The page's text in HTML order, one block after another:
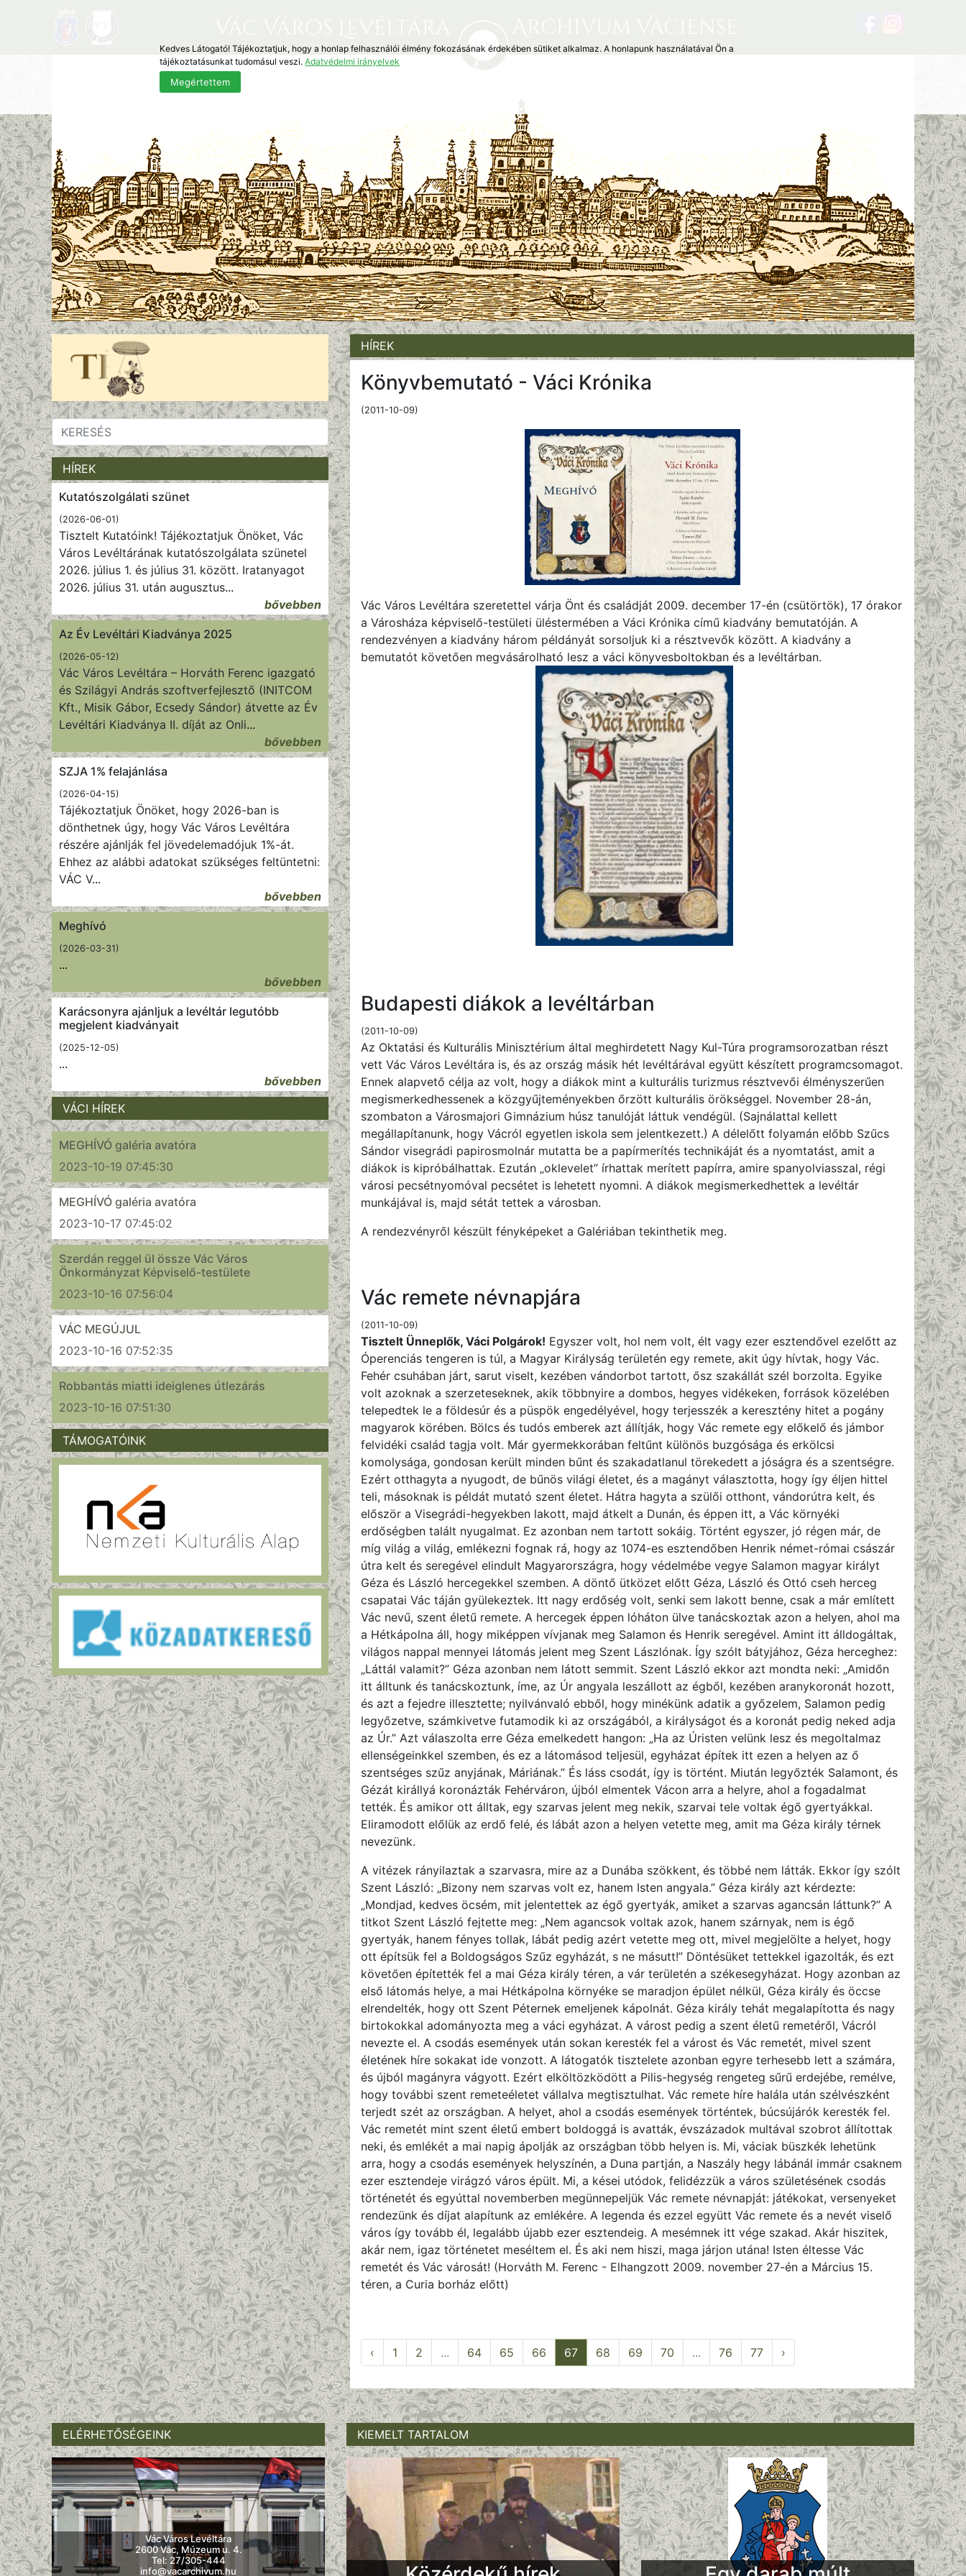
HÍREK
Kutatószolgálati szünet
(2026-06-01)
Tisztelt Kutatóink! Tájékoztatjuk Önöket, Vác
Város Levéltárának kutatószolgálata szünetel
2026. július 1. és július 31. között. Iratanyagot
2026. július 31. után augusztus...
bővebben
Az Év Levéltári Kiadványa 2025
(2026-05-12)
Vác Város Levéltára – Horváth Ferenc igazgató
és Szilágyi András szoftverfejlesztő (INITCOM
Kft., Misik Gábor, Ecsedy Sándor) átvette az Év
Levéltári Kiadványa II. díját az Onli...
bővebben
SZJA 1% felajánlása
(2026-04-15)
Tájékoztatjuk Önöket, hogy 2026-ban is
dönthetnek úgy, hogy Vác Város Levéltára
részére ajánlják fel jövedelemadójuk 1%-át.
Ehhez az alábbi adatokat szükséges feltüntetni:
VÁC V...
bővebben
Meghívó
(2026-03-31)
...
bővebben
Karácsonyra ajánljuk a levéltár legutóbb
megjelent kiadványait
(2025-12-05)
...
bővebben
VÁCI HÍREK
MEGHÍVÓ galéria avatóra
2023-10-19 07:45:30
MEGHÍVÓ galéria avatóra
2023-10-17 07:45:02
Szerdán reggel ül össze Vác Város
Önkormányzat Képviselő-testülete
2023-10-16 07:56:04
VÁC MEGÚJUL
2023-10-16 07:52:35
Robbantás miatti ideiglenes útlezárás
2023-10-16 07:51:30
TÁMOGATÓINK
HÍREK
Könyvbemutató - Váci Krónika
(2011-10-09)
Vác Város Levéltára szeretettel várja Önt és családját 2009. december 17-én (csütörtök), 17 órakor
a Városháza képviselő-testületi üléstermében a Váci Krónika című kiadvány bemutatóján. A
rendezvényen a kiadvány három példányát sorsoljuk ki a résztvevők között. A kiadvány a
bemutatót követően megvásárolható lesz a váci könyvesboltokban és a levéltárban.
Budapesti diákok a levéltárban
(2011-10-09)
Az Oktatási és Kulturális Minisztérium által meghirdetett Nagy Kul-Túra programsorozatban részt
vett Vác Város Levéltára is, és az ország másik hét levéltárával együtt készített programcsomagot.
Ennek alapvető célja az volt, hogy a diákok mint a kulturális turizmus résztvevői élményszerűen
megismerkedhessenek a közgyűjteményekben őrzött kulturális örökséggel. November 28-án,
szombaton a Városmajori Gimnázium húsz tanulóját láttuk vendégül. (Sajnálattal kellett
megállapítanunk, hogy Vácról egyetlen iskola sem jelentkezett.) A délelőtt folyamán előbb Szűcs
Sándor visegrádi papirosmolnár mutatta be a papírmerítés technikáját és a nyomtatást, amit a
diákok is kipróbálhattak. Ezután „oklevelet” írhattak merített papírra, amire spanyolviasszal, régi
városi pecsétnyomóval pecsétet is lehetett nyomni. A diákok megismerkedhettek a levéltár
munkájával is, majd sétát tettek a városban.
A rendezvényről készült fényképeket a Galériában tekinthetik meg.
Vác remete névnapjára
(2011-10-09)
Tisztelt Ünneplők, Váci Polgárok! Egyszer volt, hol nem volt, élt vagy ezer esztendővel ezelőtt az
Óperenciás tengeren is túl, a Magyar Királyság területén egy remete, akit úgy hívtak, hogy Vác.
Fehér csuhában járt, sarut viselt, kezében vándorbot tartott, ősz szakállát szél borzolta. Egyike
volt azoknak a szerzeteseknek, akik többnyire a dombos, hegyes vidékeken, források közelében
telepedtek le a földesúr és a püspök engedélyével, hogy terjesszék a keresztény hitet a pogány
magyarok körében. Bölcs és tudós emberek azt állítják, hogy Vác remete egy előkelő és jámbor
felvidéki család tagja volt. Már gyermekkorában feltűnt különös buzgósága és erkölcsi
komolysága, gondosan került minden bűnt és szakadatlanul törekedett a jóságra és a szentségre.
Ezért otthagyta a nyugodt, de bűnös világi életet, és a magányt választotta, hogy így éljen hittel
teli, másoknak is példát mutató szent életet. Hátra hagyta a szülői otthont, vándorútra kelt, és
először a Visegrádi-hegyekben lakott, majd átkelt a Dunán, és éppen itt, a Vác környéki
erdőségben talált nyugalmat. Ez azonban nem tartott sokáig. Történt egyszer, jó régen már, de
míg világ a világ, emlékezni fognak rá, hogy az 1074-es esztendőben Henrik német-római császár
útra kelt és seregével elindult Magyarországra, hogy védelmébe vegye Salamon magyar királyt
Géza és László hercegekkel szemben. A döntő ütközet előtt Géza, László és Ottó cseh herceg
csapatai Vác táján gyülekeztek. Itt nagy erdőség volt, senki sem lakott benne, csak a már említett
Vác nevű, szent életű remete. A hercegek éppen lóháton ülve tanácskoztak azon a helyen, ahol ma
a Hétkápolna áll, hogy miképpen vívjanak meg Salamon és Henrik seregével. Amint itt álldogáltak,
világos nappal mennyei látomás jelent meg Szent Lászlónak. Így szólt bátyjához, Géza herceghez:
„Láttál valamit?” Géza azonban nem látott semmit. Szent László ekkor azt mondta neki: „Amidőn
itt álltunk és tanácskoztunk, íme, az Úr angyala leszállott az égből, kezében aranykoronát hozott,
és azt a fejedre illesztette; nyilvánvaló ebből, hogy minékünk adatik a győzelem, Salamon pedig
legyőzetve, számkivetve futamodik ki az országából, a királyságot és a koronát pedig neked adja
az Úr.” Azt válaszolta erre Géza emelkedett hangon: „Ha az Úristen velünk lesz és megoltalmaz
ellenségeinkkel szemben, és ez a látomásod teljesül, egyházat építek itt ezen a helyen az ő
szentséges szűz anyjának, Máriának.” És láss csodát, így is történt. Miután legyőzték Salamont, és
Gézát királlyá koronázták Fehérváron, újból elmentek Vácon arra a helyre, ahol a fogadalmat
tették. És amikor ott álltak, egy szarvas jelent meg nekik, szarvai tele voltak égő gyertyákkal.
Eliramodott előlük az erdő felé, és lábát azon a helyen vetette meg, amit ma Géza király térnek
nevezünk.
A vitézek rányilaztak a szarvasra, mire az a Dunába szökkent, és többé nem látták. Ekkor így szólt
Szent László: „Bizony nem szarvas volt ez, hanem Isten angyala.” Géza király azt kérdezte:
„Mondjad, kedves öcsém, mit jelentettek az égő gyertyák, amiket a szarvas agancsán láttunk?” A
titkot Szent László fejtette meg: „Nem agancsok voltak azok, hanem szárnyak, nem is égő
gyertyák, hanem fényes tollak, lábát pedig azért vetette meg ott, mivel megjelölte a helyet, hogy
ott építsük fel a Boldogságos Szűz egyházát, s ne másutt!” Döntésüket tettekkel igazolták, és ezt
követően építették fel a mai Géza király téren, a vár területén a székesegyházat. Hogy azonban az
első látomás helye, a mai Hétkápolna környéke se maradjon épület nélkül, Géza király és öccse
elrendelték, hogy ott Szent Péternek emeljenek kápolnát. Géza király tehát megalapította és nagy
birtokokkal adományozta meg a váci egyházat. A várost pedig a szent életű remetéről, Vácról
nevezte el. A csodás események után sokan keresték fel a várost és Vác remetét, mivel szent
életének híre sokakat ide vonzott. A látogatók tisztelete azonban egyre terhesebb lett a számára,
és újból magányra vágyott. Ezért elköltözködött a Pilis-hegység rengeteg sűrű erdejébe, remélve,
hogy további szent remeteéletet vállalva megtisztulhat. Vác remete híre halála után szélvészként
terjedt szét az országban. A helyet, ahol a csodás események történtek, búcsújárók keresték fel.
Vác remetét mint szent életű embert boldoggá is avatták, évszázadok multával szobrot állítottak
neki, és emlékét a mai napig ápolják az országban több helyen is. Mi, váciak büszkék lehetünk
arra, hogy a csodás események helyszínén, a Duna partján, a Naszály hegy lábánál immár csaknem
ezer esztendeje virágzó város épült. Mi, a kései utódok, felidézzük a város születésének csodás
történetét és egyúttal novemberben megünnepeljük Vác remete névnapját: játékokat, versenyeket
rendezünk és díjat alapítunk az emlékére. A legenda és ezzel együtt Vác remete és a nevét viselő
város így tovább él, legalább újabb ezer esztendeig. A mesémnek itt vége szakad. Akár hiszitek,
akár nem, igaz történetet meséltem el. És aki nem hiszi, maga járjon utána! Isten éltesse Vác
remetét és Vác városát! (Horváth M. Ferenc - Elhangzott 2009. november 27-én a Március 15.
téren, a Curia borház előtt)
‹ 1 2 ... 64 65 66 67 68 69 70 ... 76 77 ›
ELÉRHETŐSÉGEINK
Vác Város Levéltára
2600 Vác, Múzeum u. 4.
Tel: 27/305-444
info@vacarchivum.hu
KIEMELT TARTALOM
Kedves Látogató! Tájékoztatjuk, hogy a honlap felhasználói élmény fokozásának érdekében sütiket alkalmaz. A honlapunk használatával Ön a
tájékoztatásunkat tudomásul veszi.Adatvédelmi irányelvek
Megértettem